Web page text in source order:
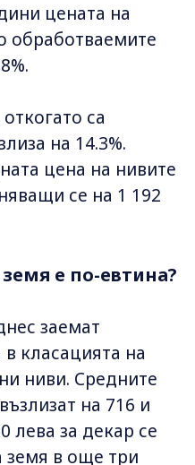
цената на
обработваемите
са
на 14.3%.
цена на нивите
се на 1 192
е по-евтина?
заемат
класацията на
ниви. Средните
на 716 и
лева за декар се
земя в още три